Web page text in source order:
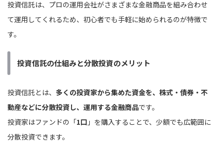
投資信託は、プロの運用会社がさまざまな金融商品を組み合わせ
て運用してくれるため、初心者でも手軽に始められるのが特徴で
す。
投資信託の仕組みと分散投資のメリット
投資信託とは、 多くの投資家から集めた資金を、株式・債券・不
動産などに分散投資し、運用する金融商品です。
投資家はファンドの「1口 」を購入することで、少額でも広範囲に
分散投資できます。